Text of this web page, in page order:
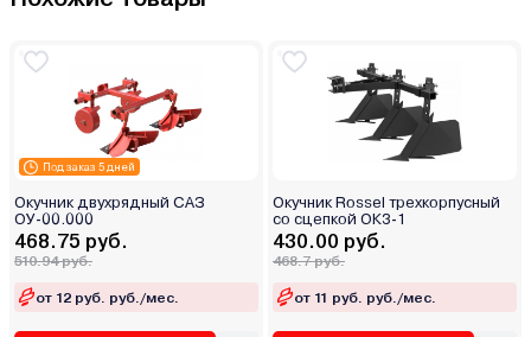
Под заказ 5 дней
Окучник двухрядный САЗ
ОУ-00.000
468.75 руб.
510.94 руб.
от 12 руб. руб./мес.
Окучник Rossel трехкорпусный
со сцепкой ОК3-1
430.00 руб.
468.7 руб.
от 11 руб. руб./мес.